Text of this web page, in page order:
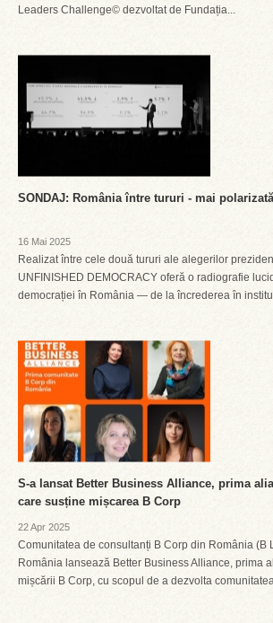
Leaders Challenge© dezvoltat de Fundația...
SONDAJ: România între tururi - mai
16 Mai 2025
Realizat între cele două tururi ale alegerilor
UNFINISHED DEMOCRACY oferă o radiografie
democrației în România — de la încrederea în
S-a lansat Better Business Alliance, prima
care susține mișcarea B Corp
22 Apr 2025
Comunitatea de consultanți B Corp din România (B
România lansează Better Business Alliance, prima
mișcării B Corp, cu scopul de a dezvolta